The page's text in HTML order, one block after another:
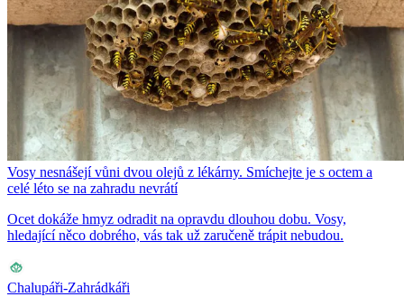
Vosy nesnášejí vůni dvou olejů z lékárny. Smíchejte je s octem a
celé léto se na zahradu nevrátí
Ocet dokáže hmyz odradit na opravdu dlouhou dobu. Vosy,
hledající něco dobrého, vás tak už zaručeně trápit nebudou.
Chalupáři-Zahrádkáři